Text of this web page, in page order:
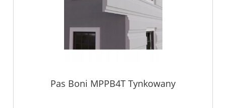
Pas Boni MPPB4T Tynkowany